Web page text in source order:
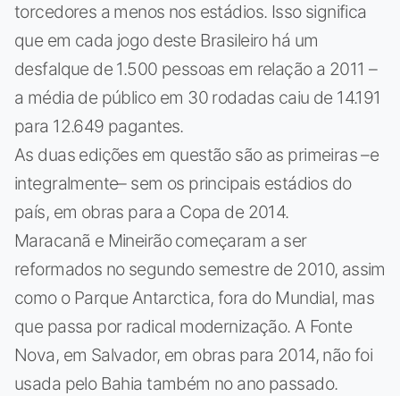
torcedores a menos nos estádios. Isso significa
que em cada jogo deste Brasileiro há um
desfalque de 1.500 pessoas em relação a 2011 –
a média de público em 30 rodadas caiu de 14.191
para 12.649 pagantes.
As duas edições em questão são as primeiras –e
integralmente– sem os principais estádios do
país, em obras para a Copa de 2014.
Maracanã e Mineirão começaram a ser
reformados no segundo semestre de 2010, assim
como o Parque Antarctica, fora do Mundial, mas
que passa por radical modernização. A Fonte
Nova, em Salvador, em obras para 2014, não foi
usada pelo Bahia também no ano passado.